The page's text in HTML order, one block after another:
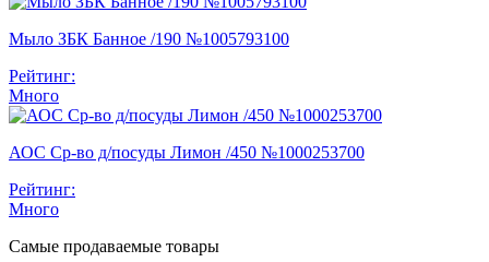
Мыло ЗБК Банное /190 №1005793100
Рейтинг:
Много
АОС Ср-во д/посуды Лимон /450 №1000253700
Рейтинг:
Много
Самые продаваемые товары